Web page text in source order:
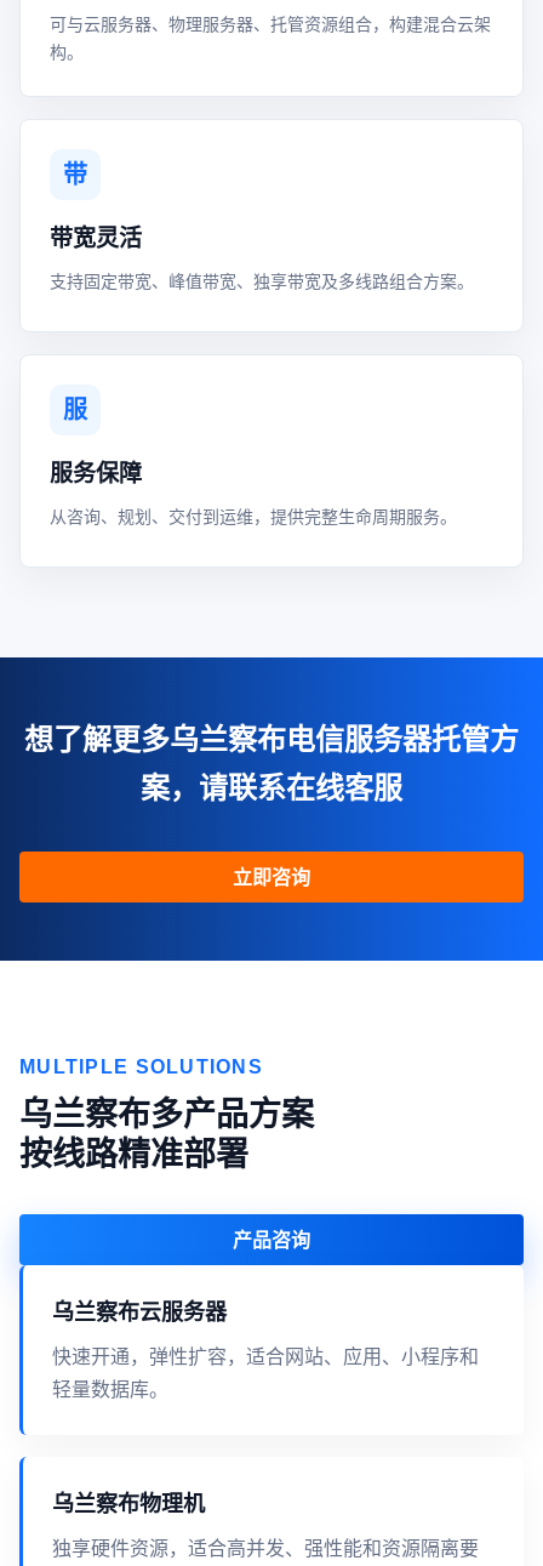
可与云服务器、物理服务器、托管资源组合，构建混合云架
构。
带
带宽灵活
支持固定带宽、峰值带宽、独享带宽及多线路组合方案。
服
服务保障
从咨询、规划、交付到运维，提供完整生命周期服务。
想了解更多乌兰察布电信服务器托管方
案，请联系在线客服
立即咨询
MULTIPLE SOLUTIONS
乌兰察布多产品方案
按线路精准部署
产品咨询
乌兰察布云服务器
快速开通，弹性扩容，适合网站、应用、小程序和
轻量数据库。
乌兰察布物理机
独享硬件资源，适合高并发、强性能和资源隔离要